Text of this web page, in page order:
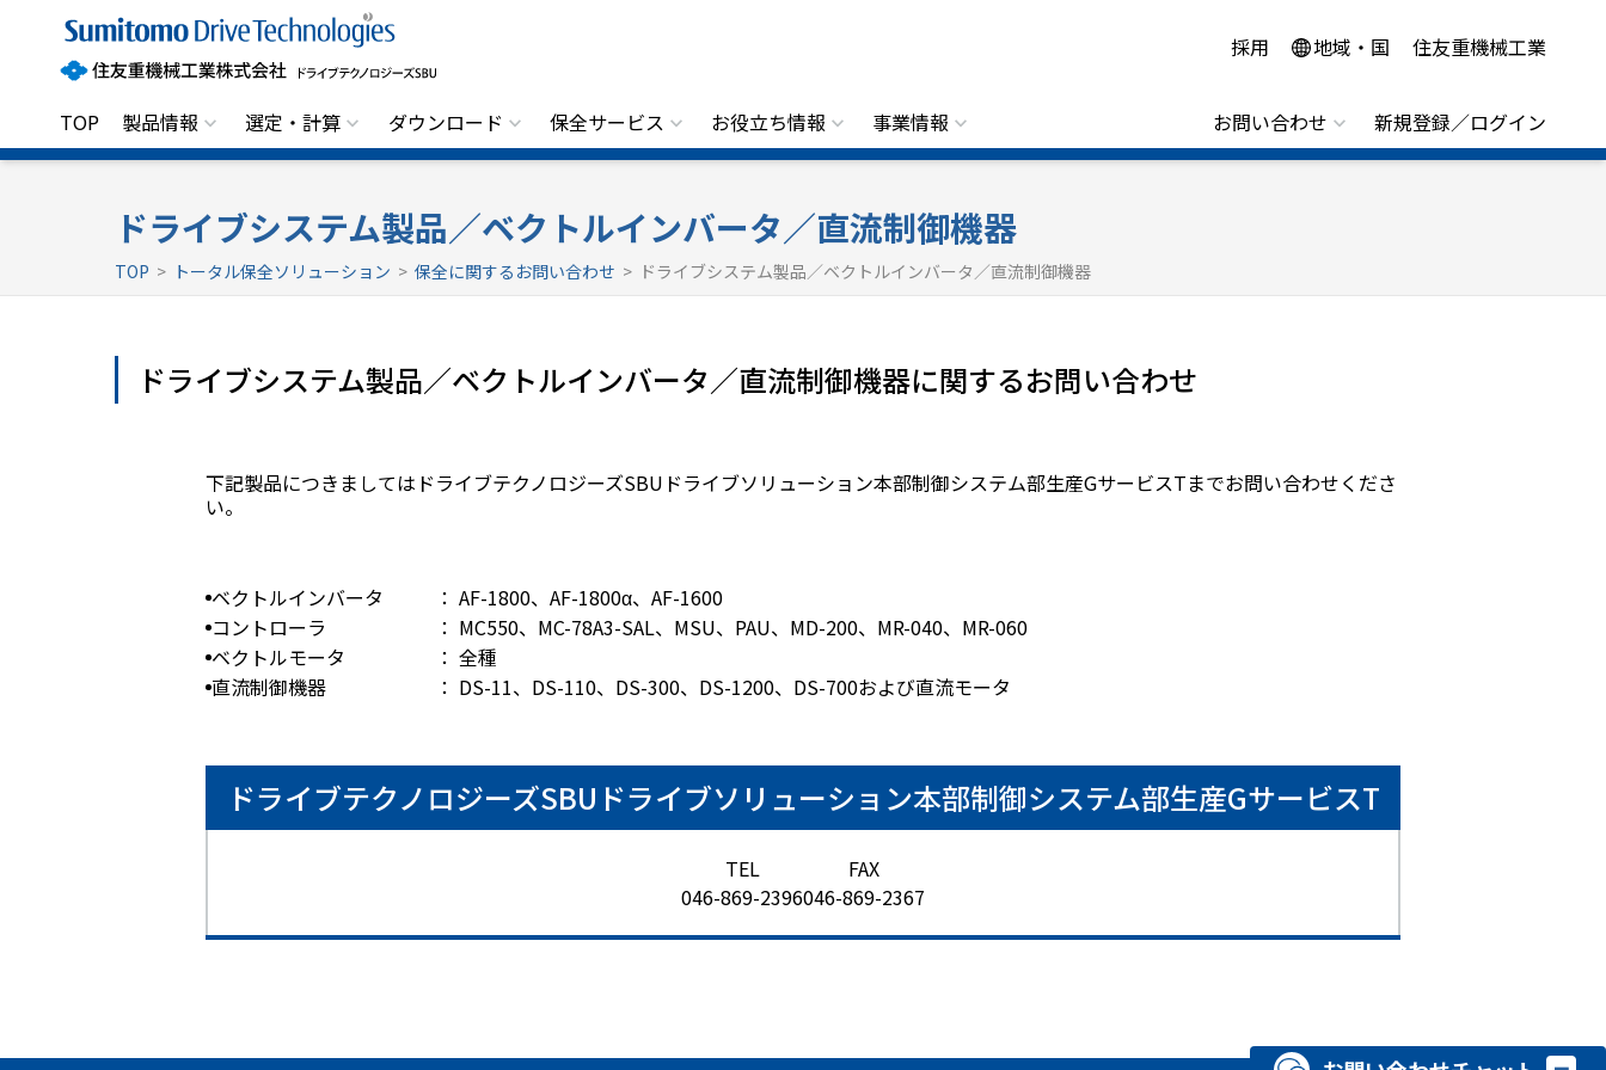
住
友
重
機
工
業
株
採用 地域・国 住友重機械工業
TOP 製品情報 選定・計算 ダウンロード 保全サービス お役立ち情報 事業情報 お問い合わせ 新規登録／ログイン
ドライブシステム製品／ベクトルインバータ／直流制御機器
TOP > トータル保全ソリューション > 保全に関するお問い合わせ > ドライブシステム製品／ベクトルインバータ／直流制御機器
ドライブシステム製品／ベクトルインバータ／直流制御機器に関するお問い合わせ
下記製品につきましてはドライブテクノロジーズSBUドライブソリューション本部制御システム部生産GサービスTまでお問い合わせくださ
い。
ベクトルインバータ
： AF-1800、AF-1800α、AF-1600
コントローラ
： MC550、MC-78A3-SAL、MSU、PAU、MD-200、MR-040、MR-060
ベクトルモータ
： 全種
直流制御機器
： DS-11、DS-110、DS-300、DS-1200、DS-700および直流モータ
ドライブテクノロジーズSBUドライブソリューション本部制御システム部生産GサービスT
TEL
046-869-2396
FAX
046-869-2367